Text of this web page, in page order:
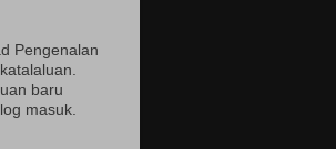
Pengenalan
baru
masuk.